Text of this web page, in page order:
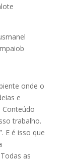
onde o
e
Conteúdo
trabalho.
E é isso que
as